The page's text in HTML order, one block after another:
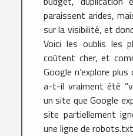
paraissent arides,
sur la visibilité, et
Voici les oublis les
coûtent cher, et
Google n’explore
a-t-il vraiment été
un site que Google
site partiellement
une ligne de